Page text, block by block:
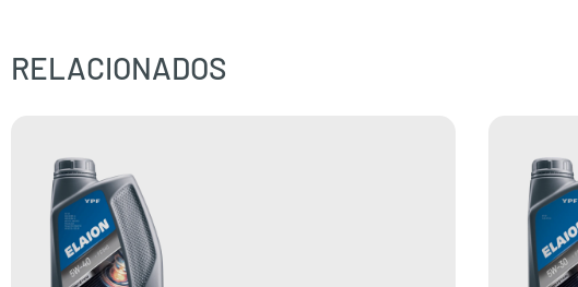
RELACIONADOS